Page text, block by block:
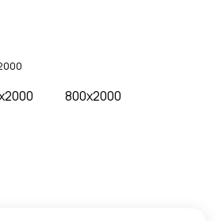
800x2000